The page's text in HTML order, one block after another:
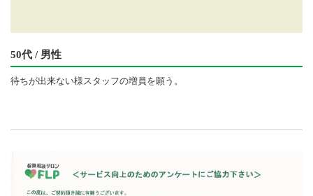
50代 / 男性
待ちが出来ない様スタッフの増員を願う。